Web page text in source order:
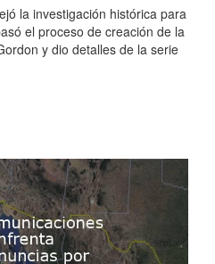
la investigación histórica para
el proceso de creación de la
y dio detalles de la serie